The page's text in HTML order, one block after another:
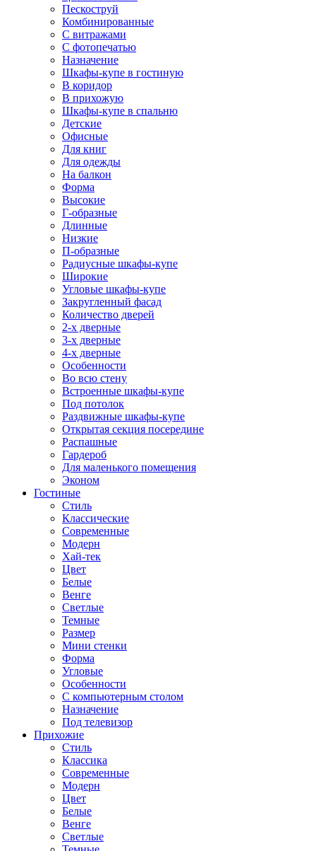
Пескоструй
Комбинированные
С витражами
С фотопечатью
Назначение
Шкафы-купе в гостиную
В коридор
В прихожую
Шкафы-купе в спальню
Детские
Офисные
Для книг
Для одежды
На балкон
Форма
Высокие
Г-образные
Длинные
Низкие
П-образные
Радиусные шкафы-купе
Широкие
Угловые шкафы-купе
Закругленный фасад
Количество дверей
2-х дверные
3-х дверные
4-х дверные
Особенности
Во всю стену
Встроенные шкафы-купе
Под потолок
Раздвижные шкафы-купе
Открытая секция посередине
Распашные
Гардероб
Для маленького помещения
Эконом
Гостиные
Стиль
Классические
Современные
Модерн
Хай-тек
Цвет
Белые
Венге
Светлые
Темные
Размер
Мини стенки
Форма
Угловые
Особенности
С компьютерным столом
Назначение
Под телевизор
Прихожие
Стиль
Классика
Современные
Модерн
Цвет
Белые
Венге
Светлые